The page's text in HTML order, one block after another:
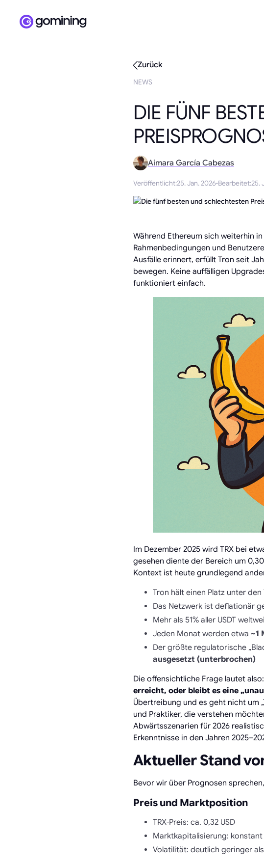
Zurück
NEWS
DIE FÜNF
Aimara García Cabezas
Veröffentlicht:25. Jan. 2026·Bearbeitet:25.
Während Ethereum sich weiterhin
Rahmenbedingungen und
Ausfälle erinnert, erfüllt Tron seit
bewegen. Keine auffälligen
funktioniert einfach.
Im Dezember 2025 wird TRX bei
gesehen diente der Bereich um
Kontext ist heute grundlegend
Tron hält einen Platz unter
Das Netzwerk ist deflationär
Mehr als 51% aller USDT
Jeden Monat werden etwa ~1
Der größte regulatorische
ausgesetzt (unterbrochen)
Die offensichtliche Frage lautet also:
erreicht, oder bleibt es eine
Übertreibung und es geht nicht um
und Praktiker, die verstehen
Abwärtsszenarien für 2026
Erkenntnisse in den Jahren
Aktueller Stand
Bevor wir über Prognosen
Preis und Marktposition
TRX-Preis: ca. 0,32 USD
Marktkapitalisierung: konstant
Volatilität: deutlich geringer